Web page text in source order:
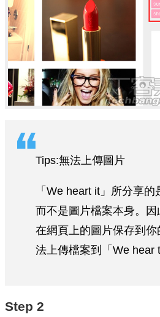
Tips:無法上傳圖片
「We heart it」所分享的
而不是圖片檔案本身。
在網頁上的圖片保存到
法上傳檔案到「We hear
Step 2